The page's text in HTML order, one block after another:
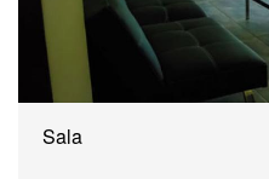
Sala